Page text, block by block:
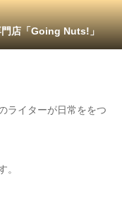
門店「Going Nuts!」
ライターが日常ををつ
。